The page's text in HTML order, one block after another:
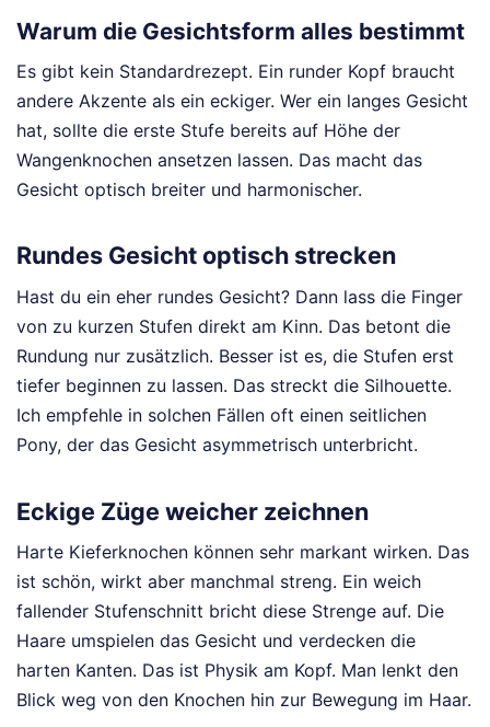
Warum die Gesichtsform alles bestimmt
Es gibt kein Standardrezept. Ein runder Kopf braucht
andere Akzente als ein eckiger. Wer ein langes Gesicht
hat, sollte die erste Stufe bereits auf Höhe der
Wangenknochen ansetzen lassen. Das macht das
Gesicht optisch breiter und harmonischer.
Rundes Gesicht optisch strecken
Hast du ein eher rundes Gesicht? Dann lass die Finger
von zu kurzen Stufen direkt am Kinn. Das betont die
Rundung nur zusätzlich. Besser ist es, die Stufen erst
tiefer beginnen zu lassen. Das streckt die Silhouette.
Ich empfehle in solchen Fällen oft einen seitlichen
Pony, der das Gesicht asymmetrisch unterbricht.
Eckige Züge weicher zeichnen
Harte Kieferknochen können sehr markant wirken. Das
ist schön, wirkt aber manchmal streng. Ein weich
fallender Stufenschnitt bricht diese Strenge auf. Die
Haare umspielen das Gesicht und verdecken die
harten Kanten. Das ist Physik am Kopf. Man lenkt den
Blick weg von den Knochen hin zur Bewegung im Haar.